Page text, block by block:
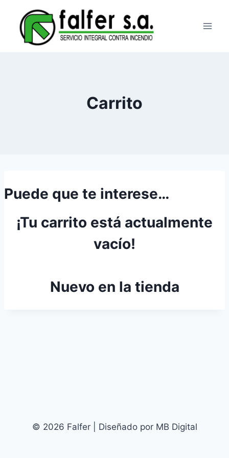
contenido
Carrito
Puede que te interese…
¡Tu carrito está actualmente
vacío!
Nuevo en la tienda
© 2026 Falfer | Diseñado por MB Digital